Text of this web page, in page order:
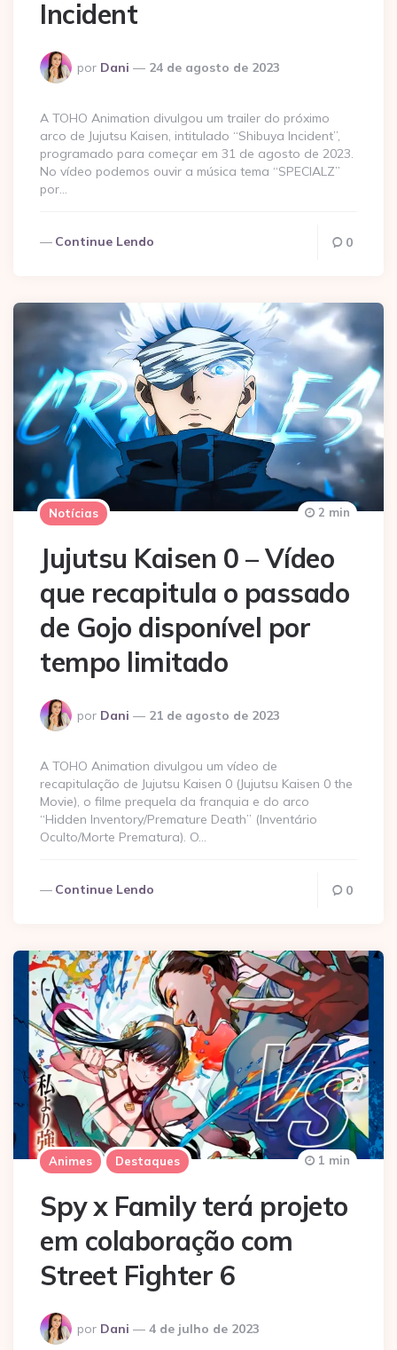
Incident
Postado
por
por Dani 24 de agosto de 2023
A TOHO Animation divulgou um trailer do próximo
arco de Jujutsu Kaisen, intitulado “Shibuya Incident”,
programado para começar em 31 de agosto de 2023.
No vídeo podemos ouvir a música tema “SPECIALZ”
por…
Continue Lendo 0
Notícias
Jujutsu Kaisen 0 – Vídeo
que recapitula o passado
de Gojo disponível por
tempo limitado
Postado
por
por Dani 21 de agosto de 2023
2 min
A TOHO Animation divulgou um vídeo de
recapitulação de Jujutsu Kaisen 0 (Jujutsu Kaisen 0 the
Movie), o filme prequela da franquia e do arco
“Hidden Inventory/Premature Death” (Inventário
Oculto/Morte Prematura). O…
Continue Lendo 0
Animes Destaques
Spy x Family terá projeto
em colaboração com
Street Fighter 6
Postado
por
por Dani 4 de julho de 2023
1 min